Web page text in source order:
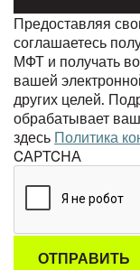
Предоставляя
соглашаетесь
МФТ и получать
вашей
других целей.
обрабатывает
здесь Политика
CAPTCHA